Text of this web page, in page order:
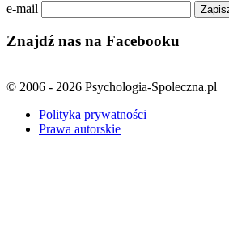
e-mail
Znajdź nas na Facebooku
© 2006 - 2026 Psychologia-Spoleczna.pl
Polityka prywatności
Prawa autorskie